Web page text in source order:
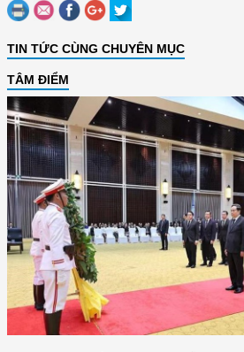
TIN TỨC CÙNG CHUYÊN MỤC
TÂM ĐIỂM